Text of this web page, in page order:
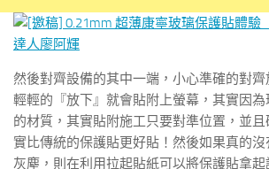
然後對齊設備的其中一端，小心準確的對
輕輕的『放下』就會貼附上螢幕，其實因
的材質，其實貼附施工只要對準位置，並
實比傳統的保護貼更好貼！然後如果真的
灰塵，則在利用拉起貼紙可以將保護貼拿